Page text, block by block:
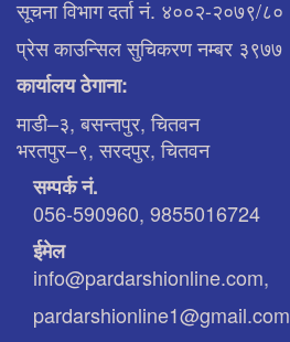
सूचना विभाग दर्ता नं. ४००२-२०७९/८०
प्रेस काउन्सिल सुचिकरण नम्बर ३९७७
कार्यालय ठेगाना:
माडी–३, बसन्तपुर, चितवन
भरतपुर–९, सरदपुर, चितवन
सम्पर्क नं.
056-590960, 9855016724
ईमेल
info@pardarshionline.com,
pardarshionline1@gmail.com